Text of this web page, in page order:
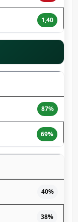
1,40
87%
69%
40%
38%